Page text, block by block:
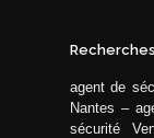
agent de
Nantes –
sécurité